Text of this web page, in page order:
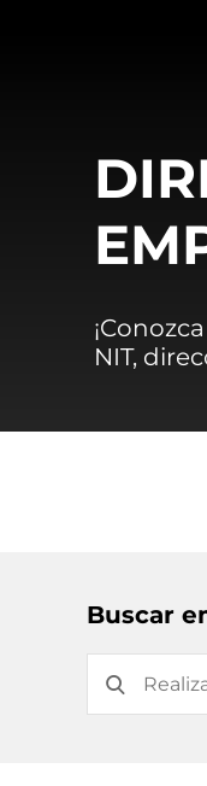
NIT,
Buscar